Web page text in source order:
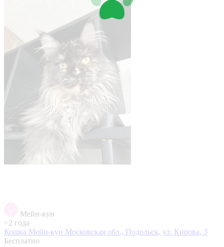
Мейн-кун
~2 года
Кошка Мейн-кун Московская обл., Подольск, ул. Кирова, 3
Бесплатно